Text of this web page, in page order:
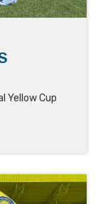
Yellow Cup